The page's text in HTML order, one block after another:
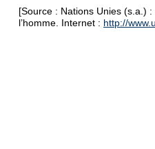
[Source : Nations Unies (s.a.)
l’homme. Internet : http://